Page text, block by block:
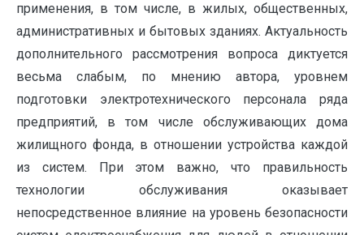
применения, в том числе, в жилых, общественных,
административных и бытовых зданиях. Актуальность
дополнительного рассмотрения вопроса диктуется
весьма слабым, по мнению автора, уровнем
подготовки электротехнического персонала ряда
предприятий, в том числе обслуживающих дома
жилищного фонда, в отношении устройства каждой
из систем. При этом важно, что правильность
технологии обслуживания оказывает
непосредственное влияние на уровень безопасности